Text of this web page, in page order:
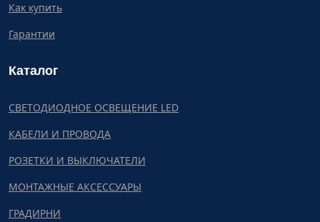
Как купить
Гарантии
Каталог
СВЕТОДИОДНОЕ ОСВЕЩЕНИЕ LED
КАБЕЛИ И ПРОВОДА
РОЗЕТКИ И ВЫКЛЮЧАТЕЛИ
МОНТАЖНЫЕ АКСЕССУАРЫ
ГРАДИРНИ